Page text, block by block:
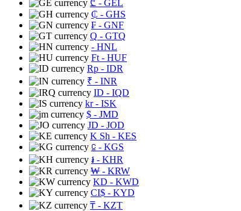
₾ - GEL
₵ - GHS
₣ - GNF
Q - GTQ
- HNL
Ft - HUF
Rp - IDR
₹ - INR
ID - IQD
kr- ISK
$ - JMD
JD - JOD
K Sh - KES
⃀ - KGS
៛ - KHR
₩ - KRW
KD - KWD
CI$ - KYD
₸ - KZT